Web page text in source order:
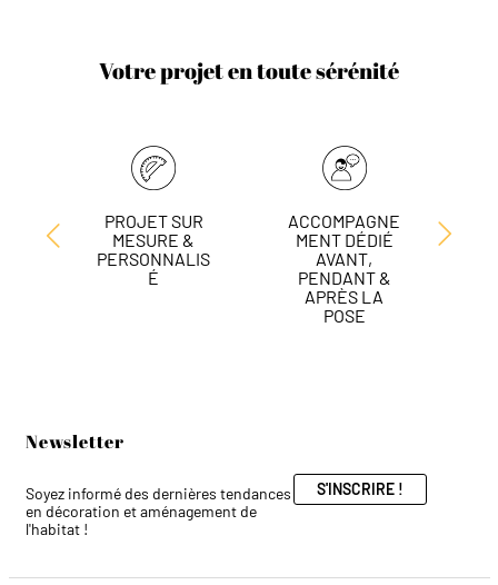
Votre projet en toute sérénité
PROJET SUR
MESURE &
PERSONNALIS
É
ACCOMPAGNE
MENT DÉDIÉ
AVANT,
PENDANT &
APRÈS LA
POSE
Newsletter
Soyez informé des dernières tendances
en décoration et aménagement de
l'habitat !
S'INSCRIRE !